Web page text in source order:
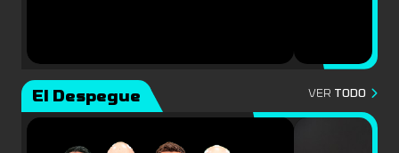
El Despegue VER TODO